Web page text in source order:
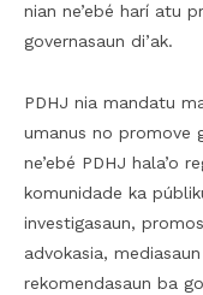
nian ne’ebé harí atu
governasaun di’ak.
PDHJ nia mandatu
umanus no promove
ne’ebé PDHJ hala’o
komunidade ka
investigasaun,
advokasia,
rekomendasaun ba